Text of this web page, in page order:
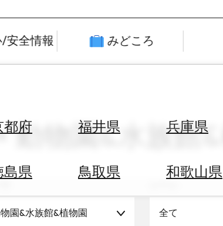
安全情報 みどころ
都府 福井県 兵庫県
島県 鳥取県 和歌山県
動物園&水族館&
園&水族館&植物園 全て